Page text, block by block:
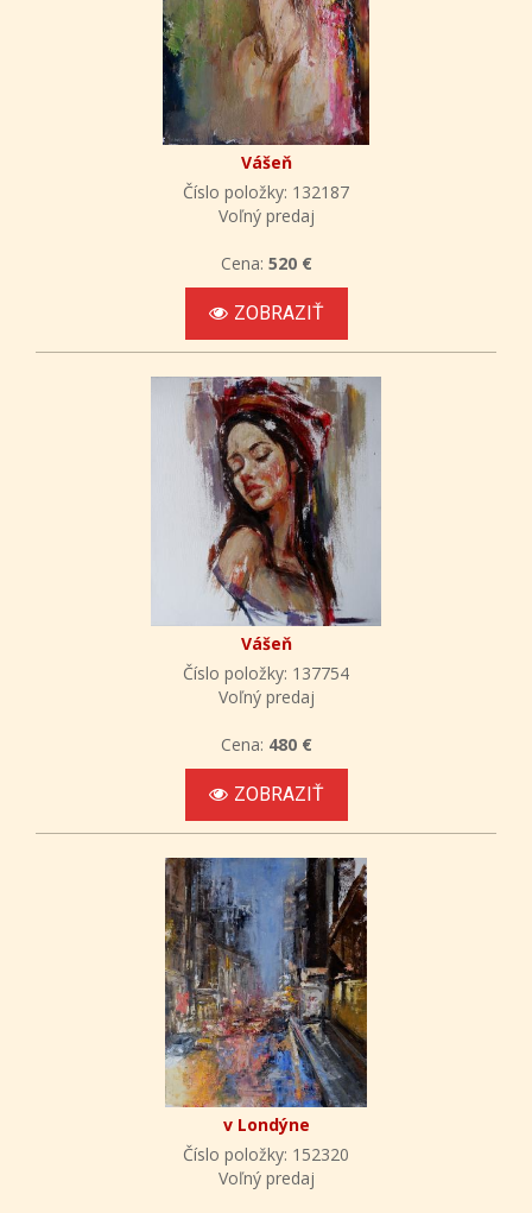
Vášeň
Číslo položky: 132187
Voľný predaj
Cena: 520 €
ZOBRAZIŤ
Vášeň
Číslo položky: 137754
Voľný predaj
Cena: 480 €
ZOBRAZIŤ
v Londýne
Číslo položky: 152320
Voľný predaj